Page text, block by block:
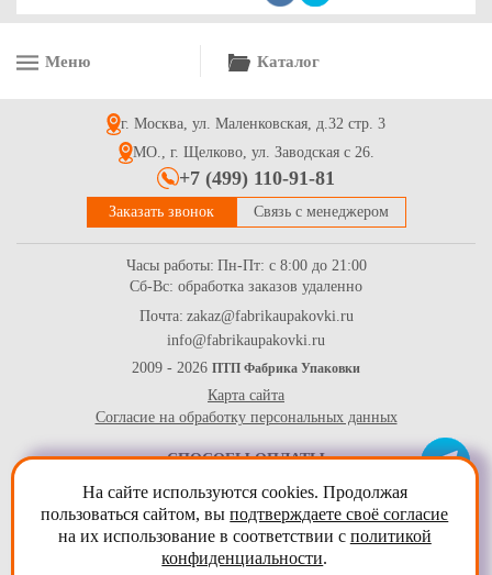
Нарукавники одноразовые полиэтиленовые 40*20 см, белые
Перчатки полиэтиленовые прочные прозрачные одноразовые,
большой размер М (100шт/уп)
Меню Каталог
г. Москва, ул. Маленковская, д.32 стр. 3
МО., г. Щелково, ул. Заводская с 26.
+7 (499) 110-91-81
Заказать звонок Связь с менеджером
Часы работы: Пн-Пт: с 8:00 до 21:00
Сб-Вс: обработка заказов удаленно
Почта: zakaz@fabrikaupakovki.ru
info@fabrikaupakovki.ru
2009 - 2026 ПТП Фабрика Упаковки
Карта сайта
Согласие на обработку персональных данных
СПОСОБЫ ОПЛАТЫ
На сайте используются cookies. Продолжая
пользоваться сайтом, выподтверждаете своё согласие
на их использование в соответствии с политикой
конфиденциальности.